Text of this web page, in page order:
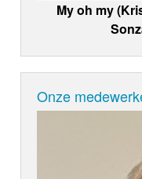
My oh my
Onze